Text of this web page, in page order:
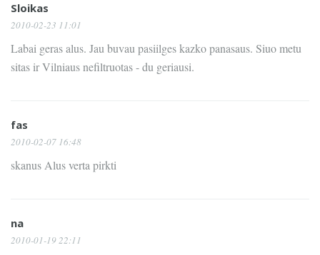
Sloikas
2010-02-23 11:01
Labai geras alus. Jau buvau pasiilges kazko panasaus. Siuo metu
sitas ir Vilniaus nefiltruotas - du geriausi.
fas
2010-02-07 16:48
skanus Alus verta pirkti
na
2010-01-19 22:11